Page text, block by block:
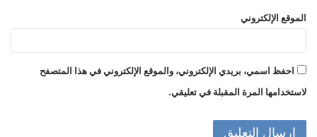
الموقع الإلكتروني
احفظ اسمي، بريدي الإلكتروني، والموقع الإلكتروني في هذا المتصفح
لاستخدامها المرة المقبلة في تعليقي.